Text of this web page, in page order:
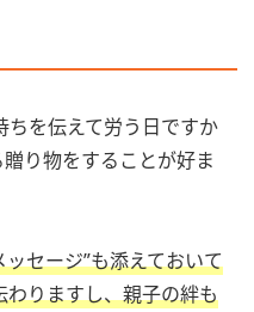
を伝えて労う日ですか
り物をすることが好ま
セージ”も添えておいて
りますし、親子の絆も